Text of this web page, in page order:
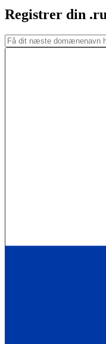
Registrer din